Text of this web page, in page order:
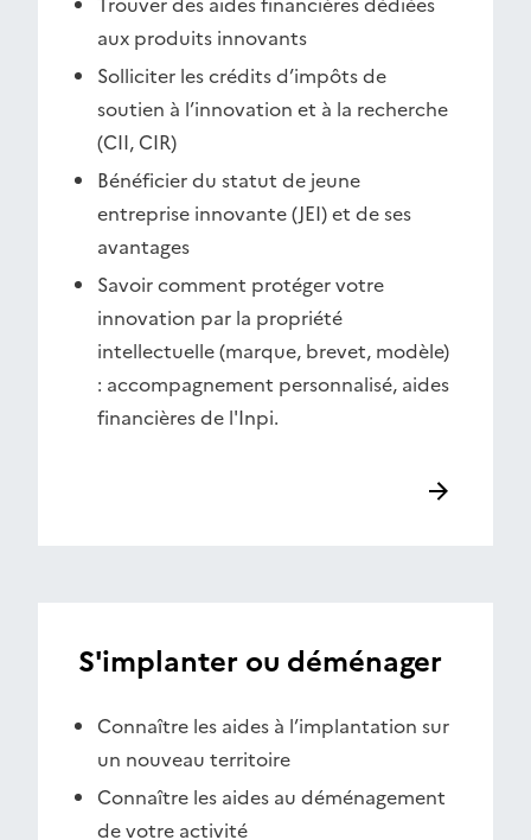
aux produits innovants
Solliciter les crédits d’impôts de
soutien à l’innovation et à la recherche
(CII, CIR)
Bénéficier du statut de jeune
entreprise innovante (JEI) et de ses
avantages
Savoir comment protéger votre
innovation par la propriété
intellectuelle (marque, brevet, modèle)
: accompagnement personnalisé, aides
financières de l'Inpi.
S'implanter ou déménager
Connaître les aides à l’implantation sur
un nouveau territoire
Connaître les aides au déménagement
de votre activité